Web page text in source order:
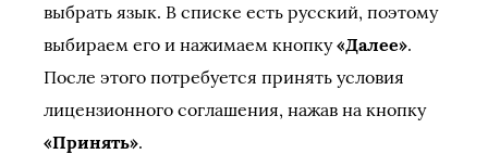
выбрать язык. В списке есть русский, поэтому
выбираем его и нажимаем кнопку«Далее».
После этого потребуется принять условия
лицензионного соглашения, нажав на кнопку
«Принять».